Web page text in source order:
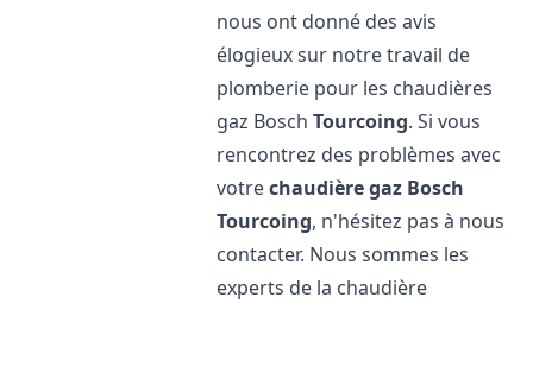
nous ont donné des avis
élogieux sur notre travail de
plomberie pour les chaudières
gaz BoschTourcoing. Si vous
rencontrez des problèmes avec
votrechaudière gaz Bosch
Tourcoing, n'hésitez pas à nous
contacter. Nous sommes les
experts de la chaudière